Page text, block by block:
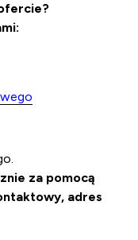
za pomocą
adres